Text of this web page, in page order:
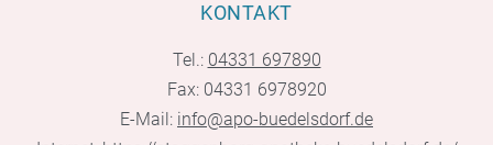
KONTAKT
Tel.: 04331 697890
Fax: 04331 6978920
E-Mail: info@apo-buedelsdorf.de